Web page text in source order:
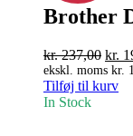
Brother
kr.237,00 Den
pris
kr.
ekskl. moms kr.
Tilføj til kurv
In Stock